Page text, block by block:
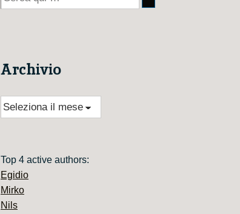
Archivio
Archivio
Top 4 active authors:
Egidio
Mirko
Nils